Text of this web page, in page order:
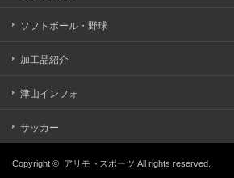
ソフトボール・野球
加工品紹介
津山インフォ
サッカー
Copyright © アリモトスポーツ All rights reserved.